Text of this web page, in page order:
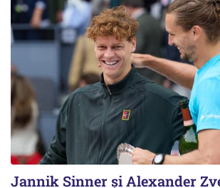
Jannik Sinner și Alexander